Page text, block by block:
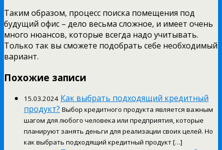
Таким образом, процесс поиска помещения под
будущий офис – дело весьма сложное, и имеет очень
много нюансов, которые всегда надо учитывать.
Только так вы сможете подобрать себе необходимый
вариант.
Похожие записи
15.03.2024 Как выбрать подходящий кредитный
продукт? Выбор кредитного продукта является важным
шагом для любого человека или предприятия, которые
планируют занять деньги для реализации своих целей. Но
как выбрать подходящий кредитный продукт […]